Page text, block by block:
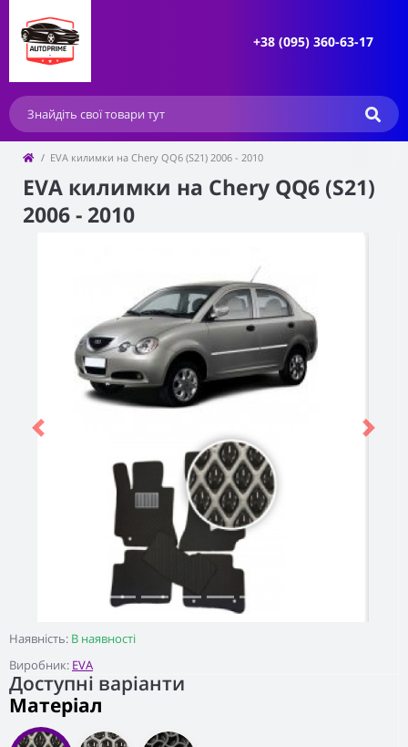
+38 (095) 360-63-17
EVA килимки на Chery QQ6 (S21) 2006 - 2010
EVA килимки на Chery QQ6 (S21)
2006 - 2010
Наявність: В наявності
Виробник: EVA
Previous Next
Доступні варіанти
Матеріал